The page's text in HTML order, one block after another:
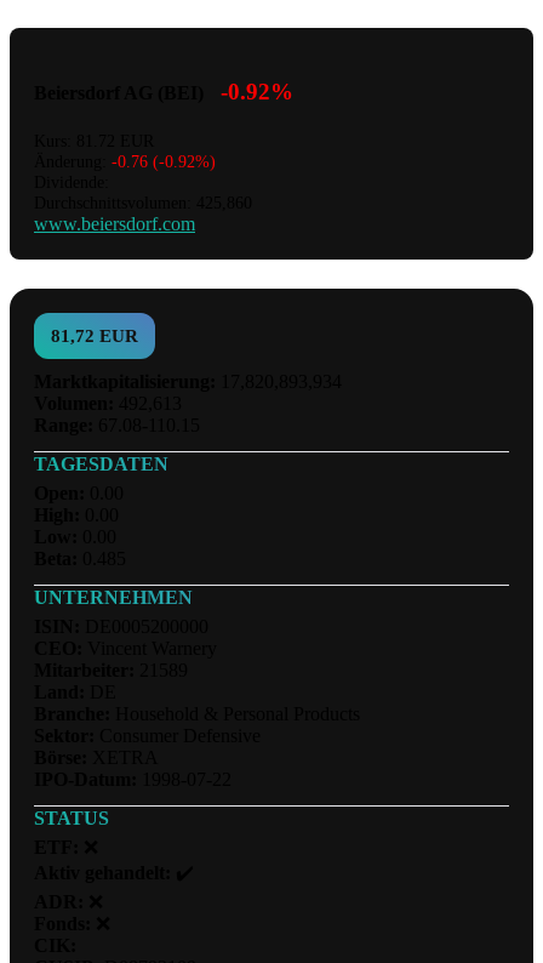
-0.92%
-0.76 (-0.92%)
www.beiersdorf.com
81,72 EUR
TAGESDATEN
UNTERNEHMEN
STATUS